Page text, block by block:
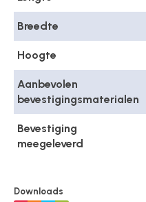
Breedte
Hoogte
Aanbevolen
bevestigingsmaterialen
Bevestiging
meegeleverd
Downloads